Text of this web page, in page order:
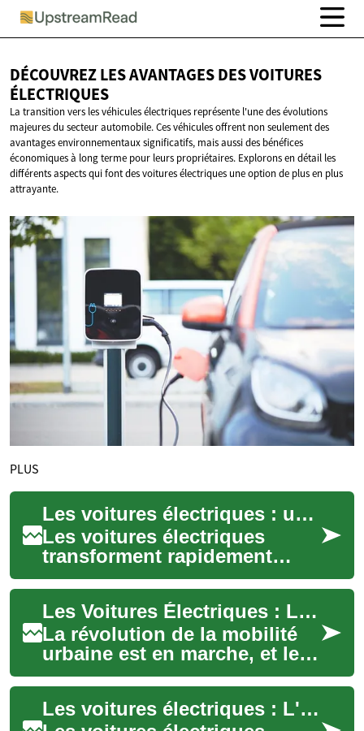
DÉCOUVREZ LES AVANTAGES DESVOITURES
ÉLECTRIQUES
La transition vers les véhicules électriques représente l'une des évolutions
majeures du secteur automobile. Ces véhicules offrent non seulement des
avantages environnementaux significatifs, mais aussi des bénéfices
économiques à long terme pour leurs propriétaires. Explorons en détail les
différents aspects qui font des voitures électriques une option de plus en plus
attrayante.
PLUS
Les voitures électriques : une révolution de la mobilité urbaine
Les voitures électriques
transforment rapidement
notre façon de nous déplacer
en ville. Combinant efficacité
énergéti...
Les Voitures Électriques : L'Avenir de la Mobilité Urbaine Écologique
La révolution de la mobilité
urbaine est en marche, et les
voitures électriques en sont
le fer de lance. Ces véhicule...
Les voitures électriques : L'avenir de la mobilité urbaine écologique